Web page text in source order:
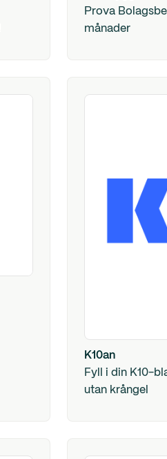
Prova
månader
K10an
Fyll i din K10-
utan krångel